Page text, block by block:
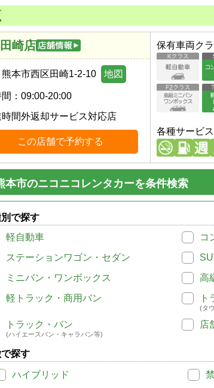
崎店
熊本市西区田崎1-2-10 地図
： 09:00-20:00
間外返却サービス対応店
この店舗で予約する
保有車両ク
各種サービス
本市のニコニコレンタカーを条件検索
で探す
軽自動車
コ
ステーションワゴン・セダン
ミニバン・ワンボックス
高
軽トラック・商用バン
ト
(タ
トラック・バン
(ハイエースバン・キャラバン等)
店
探す
ハイブリッド